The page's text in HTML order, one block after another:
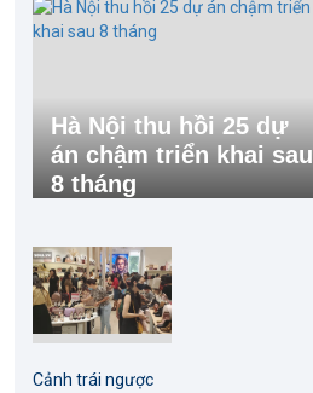
Hà Nội thu hồi 25 dự
án chậm triển khai sau
8 tháng
Cảnh trái ngược